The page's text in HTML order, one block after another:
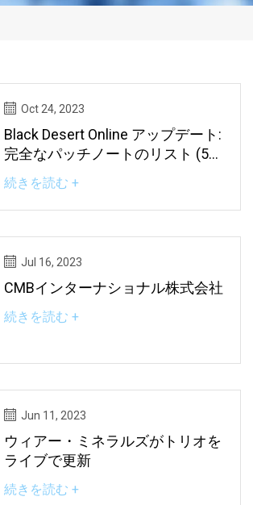
Oct 24, 2023
Black Desert Online アップデート:
完全なパッチノートのリスト (5
月 17 日)
続きを読む +
Jul 16, 2023
CMBインターナショナル株式会社
続きを読む +
Jun 11, 2023
ウィアー・ミネラルズがトリオを
ライブで更新
続きを読む +